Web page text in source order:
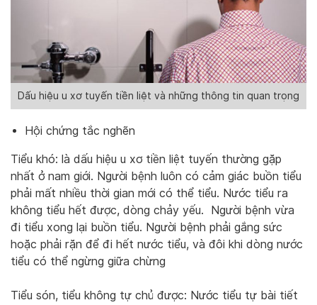
Dấu hiệu u xơ tuyến tiền liệt và những thông tin quan trọng
Hội chứng tắc nghẽn
Tiểu khó: là dấu hiệu u xơ tiền liệt tuyến thường gặp
nhất ở nam giới. Người bệnh luôn có cảm giác buồn tiểu
phải mất nhiều thời gian mới có thể tiểu. Nước tiểu ra
không tiểu hết được, dòng chảy yếu. Người bệnh vừa
đi tiểu xong lại buồn tiểu. Người bệnh phải gắng sức
hoặc phải rặn để đi hết nước tiểu, và đôi khi dòng nước
tiểu có thể ngừng giữa chừng
Tiểu són, tiểu không tự chủ được: Nước tiểu tự bài tiết